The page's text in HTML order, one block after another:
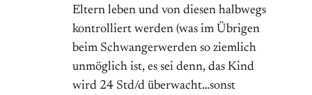
Eltern leben und von diesen halbwegs
kontrolliert werden (was im Übrigen
beim Schwangerwerden so ziemlich
unmöglich ist, es sei denn, das Kind
wird 24 Std/d überwacht…sonst